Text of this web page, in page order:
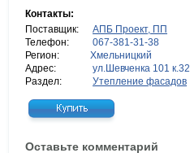
Контакты:
Поставщик:
АПБ Проект, ПП
Телефон:
067-381-31-38
Регион:
Хмельницкий
Адрес:
ул.Шевченка 101 к.32
Раздел:
Утепление фасадов
Оставьте комментарий